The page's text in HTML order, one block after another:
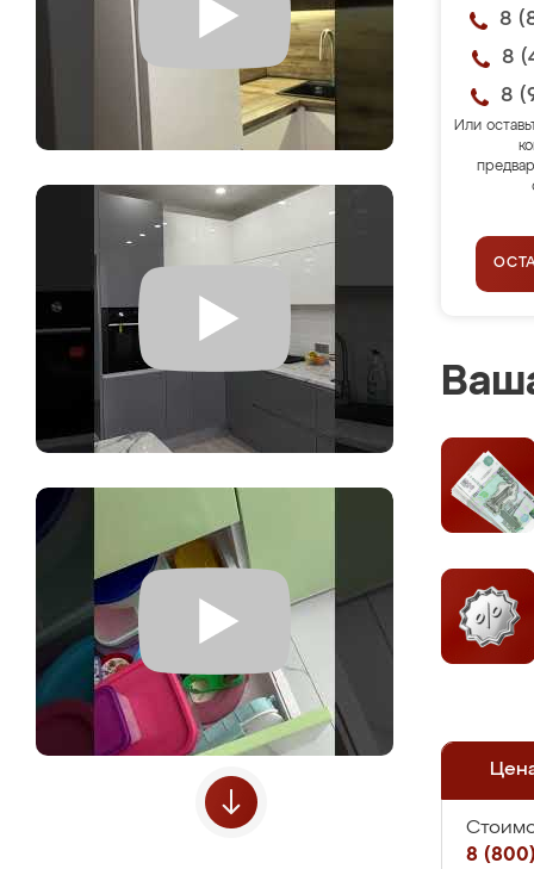
8
8
8
Или
8